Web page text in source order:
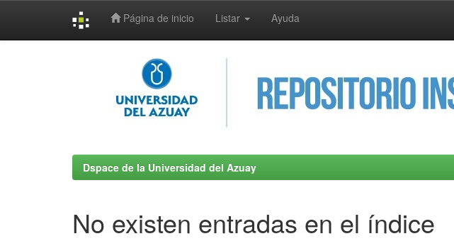
Página de inicio Listar Ayuda
Dspace de la Universidad del Azuay
No existen entradas en el índice